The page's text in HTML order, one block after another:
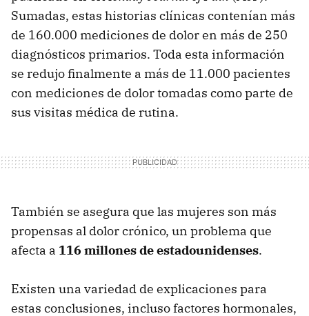
Sumadas, estas historias clínicas contenían más
de 160.000 mediciones de dolor en más de 250
diagnósticos primarios. Toda esta información
se redujo finalmente a más de 11.000 pacientes
con mediciones de dolor tomadas como parte de
sus visitas médica de rutina.
También se asegura que las mujeres son más
propensas al dolor crónico, un problema que
afecta a 116 millones de estadounidenses.
Existen una variedad de explicaciones para
estas conclusiones, incluso factores hormonales,